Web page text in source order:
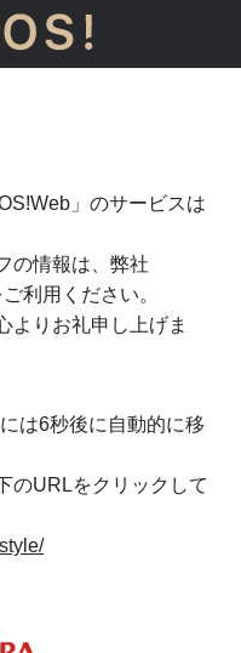
」のサービスは
の情報は、弊社
利用ください。
よりお礼申し上げま
は6秒後に自動的に移
のURLをクリックして